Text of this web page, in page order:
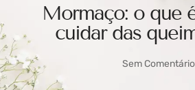
Mormaço: o que
cuidar das
Sem